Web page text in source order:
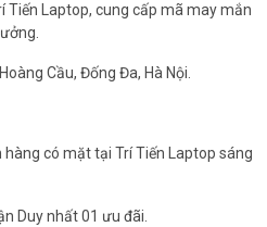
Tiến Laptop, cung cấp mã may mắn
Cầu, Đống Đa, Hà Nội.
có mặt tại Trí Tiến Laptop sáng
Duy nhất 01 ưu đãi.